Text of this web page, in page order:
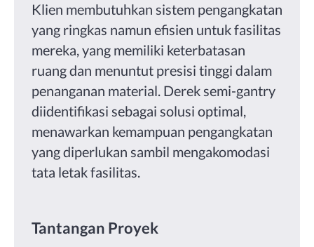
Klien membutuhkan sistem pengangkatan
yang ringkas namun efisien untuk fasilitas
mereka, yang memiliki keterbatasan
ruang dan menuntut presisi tinggi dalam
penanganan material. Derek semi-gantry
diidentifikasi sebagai solusi optimal,
menawarkan kemampuan pengangkatan
yang diperlukan sambil mengakomodasi
tata letak fasilitas.
Tantangan Proyek